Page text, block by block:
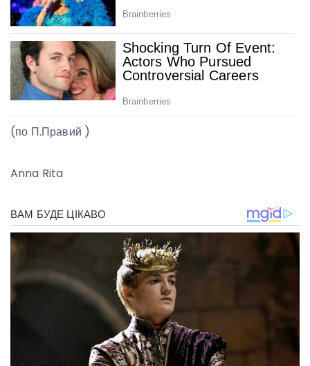
(по П.Правий )
Anna Rita